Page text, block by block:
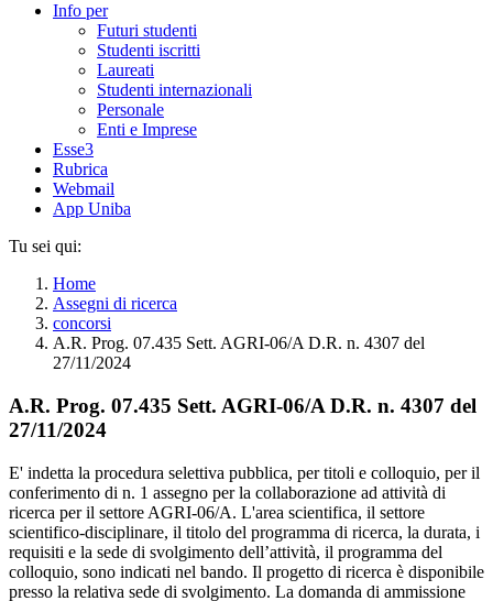
Info per
Futuri studenti
Studenti iscritti
Laureati
Studenti internazionali
Personale
Enti e Imprese
Esse3
Rubrica
Webmail
App Uniba
Tu sei qui:
Home
Assegni di ricerca
concorsi
A.R. Prog. 07.435 Sett. AGRI-06/A D.R. n. 4307 del
27/11/2024
A.R. Prog. 07.435 Sett. AGRI-06/A D.R. n. 4307 del
27/11/2024
E' indetta la procedura selettiva pubblica, per titoli e colloquio, per il
conferimento di n. 1 assegno per la collaborazione ad attività di
ricerca per il settore AGRI-06/A. L'area scientifica, il settore
scientifico-disciplinare, il titolo del programma di ricerca, la durata, i
requisiti e la sede di svolgimento dell’attività, il programma del
colloquio, sono indicati nel bando. Il progetto di ricerca è disponibile
presso la relativa sede di svolgimento. La domanda di ammissione